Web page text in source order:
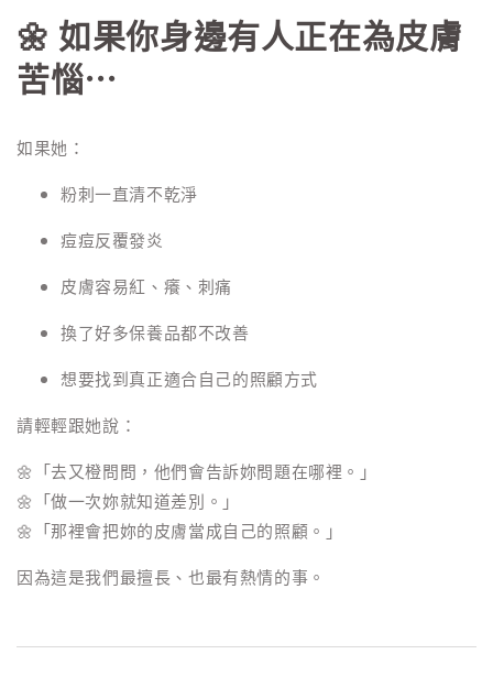
🌼 如果你身邊有人正在為皮膚
苦惱…
如果她：
粉刺一直清不乾淨
痘痘反覆發炎
皮膚容易紅、癢、刺痛
換了好多保養品都不改善
想要找到真正適合自己的照顧方式
請輕輕跟她說：
🌼「去又橙問問，他們會告訴妳問題在哪裡。」
🌼「做一次妳就知道差別。」
🌼「那裡會把妳的皮膚當成自己的照顧。」
因為這是我們最擅長、也最有熱情的事。